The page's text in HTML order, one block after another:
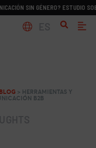
GÉNERO? ESTUDIO SOBRE LA
BLOG > HERRAMIENTAS Y
B2B